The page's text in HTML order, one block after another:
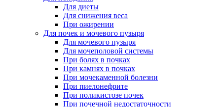
Для диеты
Для снижения веса
При ожирении
Для почек и мочевого пузыря
Для мочевого пузыря
Для мочеполовой системы
При болях в почках
При камнях в почках
При мочекаменной болезни
При пиелонефрите
При поликистозе почек
При почечной недостаточности